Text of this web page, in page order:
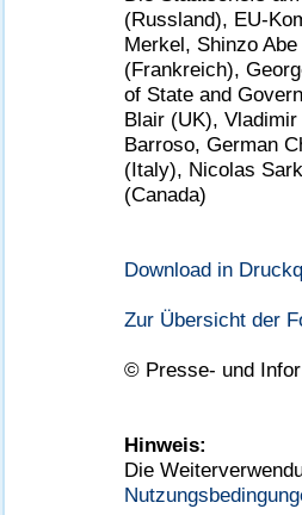
(Russland), EU-
Merkel, Shinzo
(Frankreich),
of State and
Blair (UK),
Barroso, German
(Italy), Nicolas
(Canada)
Download in
Zur Übersicht der
© Presse- und
Hinweis:
Die